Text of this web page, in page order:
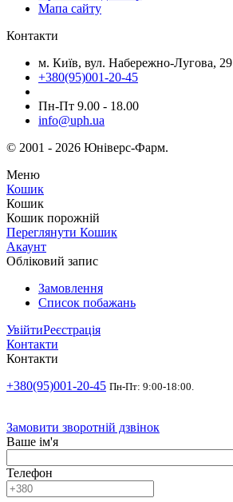
Мапа сайту
Контакти
м. Київ, вул. Набережно-Лугова, 29
+380(95)001-20-45
Пн-Пт 9.00 - 18.00
info@uph.ua
© 2001 - 2026 Юніверс-Фарм.
Меню
Кошик
Кошик
Кошик порожній
Переглянути Кошик
Акаунт
Обліковий запис
Замовлення
Список побажань
УвійтиРеєстрація
Контакти
Контакти
+380(95)001-20-45 Пн-Пт: 9:00-18:00.
Замовити зворотній дзвінок
Ваше ім'я
Телефон